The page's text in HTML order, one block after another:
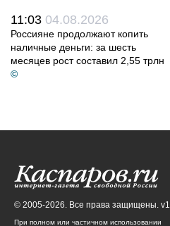
11:03 04.08.2026
Россияне продолжают копить
наличные деньги: за шесть
месяцев рост составил 2,55 трлн
©
© 2005-2026. Все права защищены. v1
При полном или частичном использовании